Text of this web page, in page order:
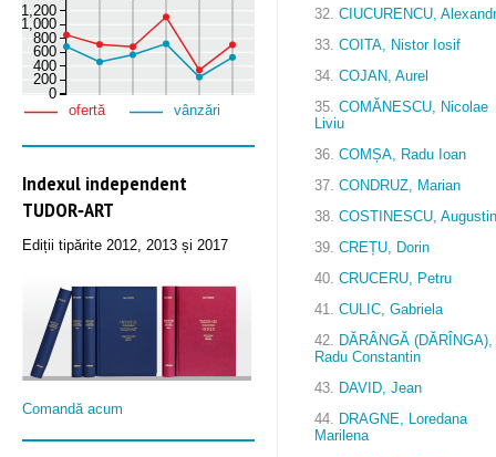
0
200
400
600
800
1,000
1,200
ofertă vânzări
Indexul independent
TUDOR‑ART
Ediții tipărite 2012, 2013 și 2017
Comandă acum
32. CIUCURENCU,
33. COITA, Nistor Iosif
34. COJAN, Aurel
35. COMĂNESCU, Nicolae
Liviu
36. COMȘA, Radu Ioan
37. CONDRUZ, Marian
38. COSTINESCU, Augustin
39. CREȚU, Dorin
40. CRUCERU, Petru
41. CULIC, Gabriela
42. DĂRÂNGĂ (DĂRÎNGA),
Radu Constantin
43. DAVID, Jean
44. DRAGNE, Loredana
Marilena